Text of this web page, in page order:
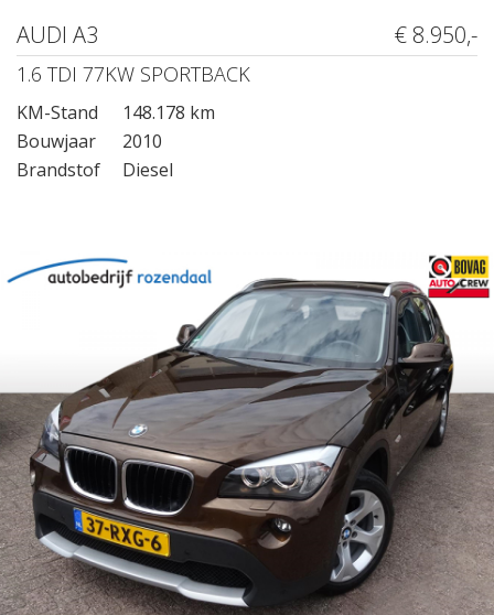
AUDI A3 € 8.950,-
1.6 TDI 77KW SPORTBACK
KM-Stand
148.178 km
Bouwjaar
2010
Brandstof
Diesel